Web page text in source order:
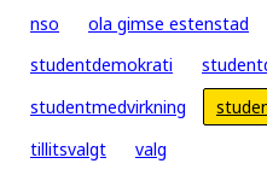
nso
ola gimse estenstad
studentdemokrati
studentmedvirkning
tillitsvalgt
valg